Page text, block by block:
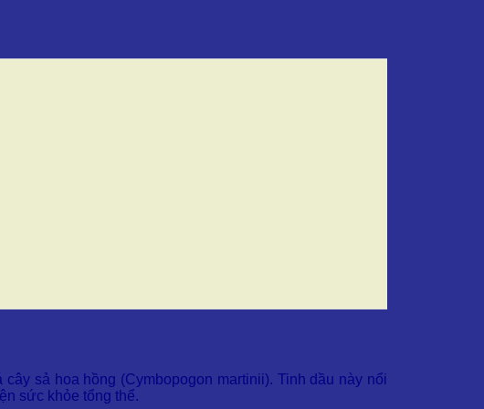
sả hoa hồng (Cymbopogon martinii). Tinh dầu này nổi
sức khỏe tổng thể.